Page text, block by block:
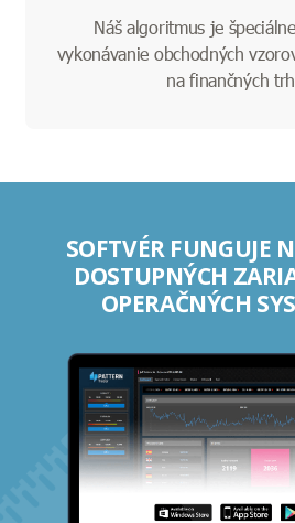
Náš algoritmus je
vykonávanie obchodných
na finančných
SOFTVÉR FUNGUJE
DOSTUPNÝCH
OPERAČNÝCH